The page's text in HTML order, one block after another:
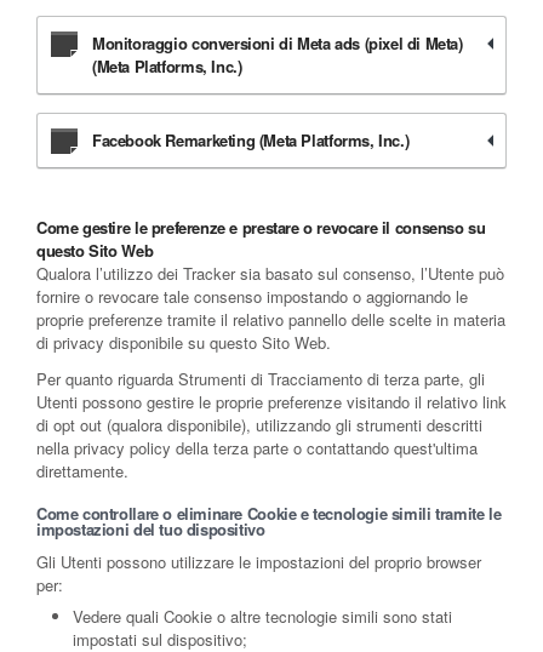
Monitoraggio conversioni di Meta ads (pixel di Meta)
(Meta Platforms, Inc.)
Facebook Remarketing (Meta Platforms, Inc.)
Come gestire le preferenze e prestare o revocare il consenso su
questo Sito Web
Qualora l’utilizzo dei Tracker sia basato sul consenso, l’Utente può
fornire o revocare tale consenso impostando o aggiornando le
proprie preferenze tramite il relativo pannello delle scelte in materia
di privacy disponibile su questo Sito Web.
Per quanto riguarda Strumenti di Tracciamento di terza parte, gli
Utenti possono gestire le proprie preferenze visitando il relativo link
di opt out (qualora disponibile), utilizzando gli strumenti descritti
nella privacy policy della terza parte o contattando quest'ultima
direttamente.
Come controllare o eliminare Cookie e tecnologie simili tramite le
impostazioni del tuo dispositivo
Gli Utenti possono utilizzare le impostazioni del proprio browser
per:
Vedere quali Cookie o altre tecnologie simili sono stati
impostati sul dispositivo;